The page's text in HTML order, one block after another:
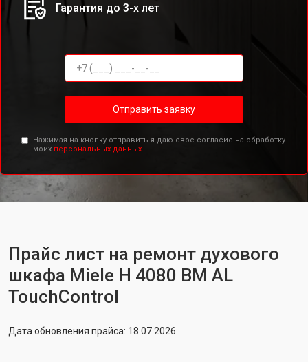
Гарантия до 3-х лет
Отправить заявку
Нажимая на кнопку отправить я даю свое согласие на обработку
моих персональных данных.
Прайс лист на ремонт духового
шкафа Miele H 4080 BM AL
TouchControl
Дата обновления прайса: 18.07.2026